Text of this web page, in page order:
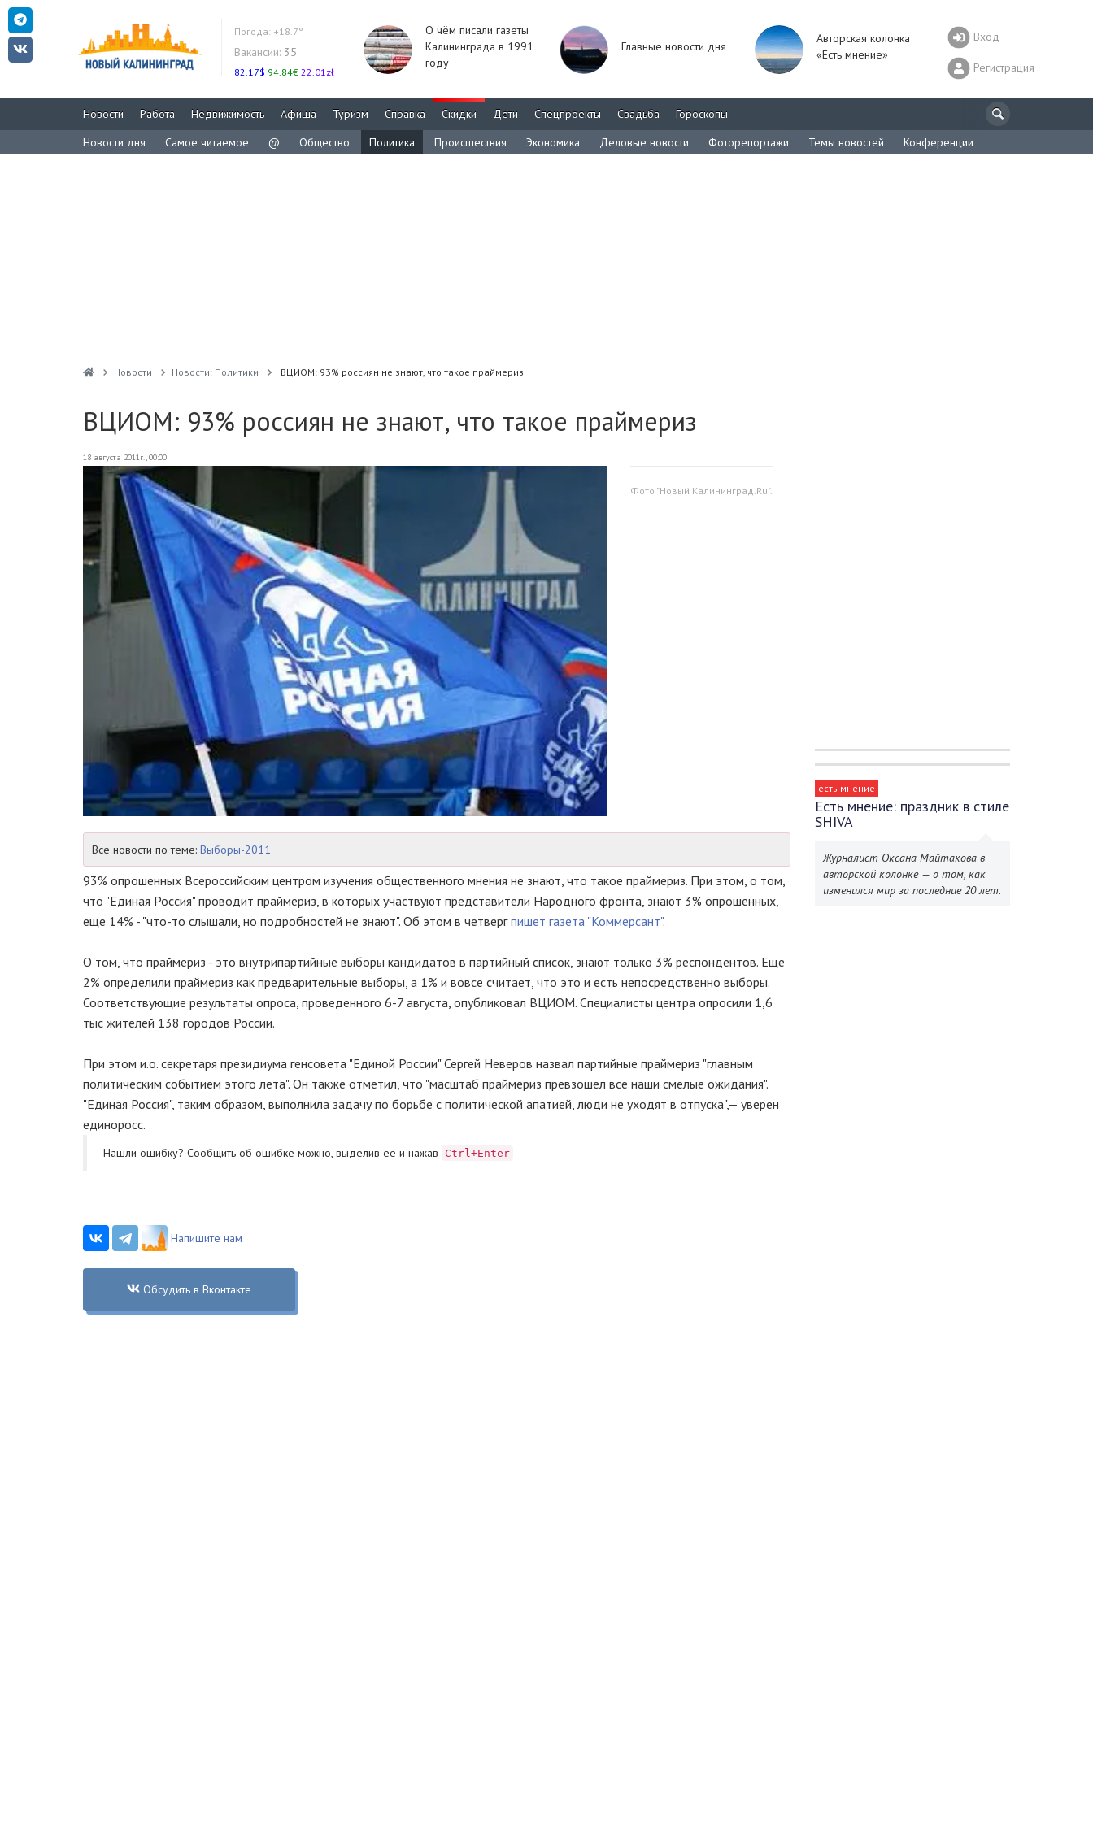
Погода: +18.7°
Вакансии: 35
82.17$ 94.84€ 22.01zł
О чём писали газеты
Калининграда в 1991
году
Главные новости дня
Авторская колонка
«Есть мнение»
Вход
Регистрация
Новости Работа Недвижимость Афиша Туризм Справка Скидки Дети Спецпроекты Свадьба
Гороскопы
Новости дня
Самое читаемое @ Общество Политика Происшествия Экономика Деловые новости Фоторепортажи Темы новостей Конференции
Новости Новости: Политики ВЦИОМ: 93% россиян не знают, что такое праймериз
ВЦИОМ: 93% россиян не знают, что такое праймериз
18 августа 2011г., 00:00
Фото "Новый Калининград.Ru".
Все новости по теме: Выборы-2011
93% опрошенных Всероссийским центром изучения общественного мнения не знают, что такое праймериз. При этом, о том,
что "Единая Россия" проводит праймериз, в которых участвуют представители Народного фронта, знают 3% опрошенных,
еще 14% - "что-то слышали, но подробностей не знают". Об этом в четвергпишет газета "Коммерсант".
О том, что праймериз - это внутрипартийные выборы кандидатов в партийный список, знают только 3% респондентов. Еще
2% определили праймериз как предварительные выборы, а 1% и вовсе считает, что это и есть непосредственно выборы.
Соответствующие результаты опроса, проведенного 6-7 августа, опубликовал ВЦИОМ. Специалисты центра опросили 1,6
тыс жителей 138 городов России.
При этом и.о. секретаря президиума генсовета "Единой России" Сергей Неверов назвал партийные праймериз "главным
политическим событием этого лета". Он также отметил, что "масштаб праймериз превзошел все наши смелые ожидания".
"Единая Россия", таким образом, выполнила задачу по борьбе с политической апатией, люди не уходят в отпуска",— уверен
единоросс.
Нашли ошибку? Cообщить об ошибке можно, выделив ее и нажав Ctrl+Enter
Напишите нам
Обсудить в Вконтакте
есть мнение
Есть мнение: праздник в стиле
SHIVA
Журналист Оксана Майтакова в
авторской колонке — о том, как
изменился мир за последние 20 лет.